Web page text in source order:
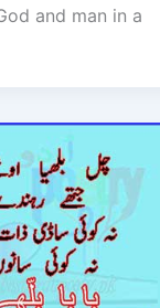
and man in a